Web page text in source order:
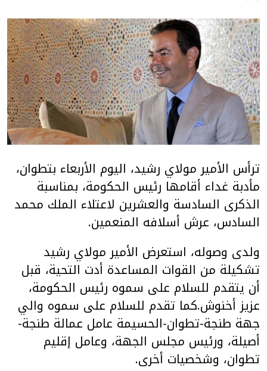
ترأس الأمير مولاي رشيد، اليوم الأربعاء بتطوان،
مأدبة غداء أقامها رئيس الحكومة، بمناسبة
الذكرى السادسة والعشرين لاعتلاء الملك محمد
السادس، عرش أسلافه المنعمين.
ولدى وصوله، استعرض الأمير مولاي رشيد
تشكيلة من القوات المساعدة أدت التحية، قبل
أن يتقدم للسلام على سموه رئيس الحكومة،
عزيز أخنوش.كما تقدم للسلام على سموه والي
جهة طنجة-تطوان-الحسيمة عامل عمالة طنجة-
أصيلة، ورئيس مجلس الجهة، وعامل إقليم
تطوان، وشخصيات أخرى.